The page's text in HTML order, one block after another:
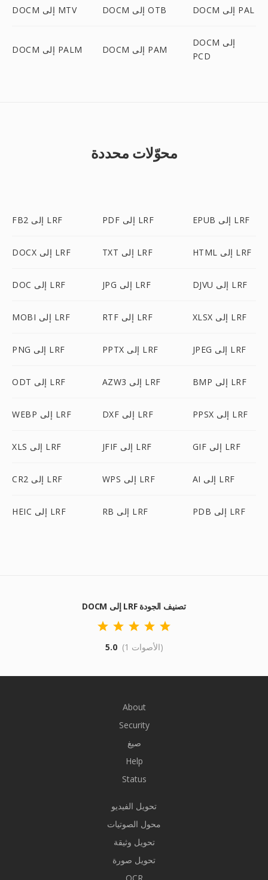
DOCM إلى MTV DOCM إلى OTB DOCM إلى PAL
DOCM إلى PALM DOCM إلى PAM
DOCM إلى
PCD
محوّلات محددة
FB2 إلى LRF PDF إلى LRF EPUB إلى LRF
DOCX إلى LRF TXT إلى LRF HTML إلى LRF
DOC إلى LRF JPG إلى LRF DJVU إلى LRF
MOBI إلى LRF RTF إلى LRF XLSX إلى LRF
PNG إلى LRF PPTX إلى LRF JPEG إلى LRF
ODT إلى LRF AZW3 إلى LRF BMP إلى LRF
WEBP إلى LRF DXF إلى LRF PPSX إلى LRF
XLS إلى LRF JFIF إلى LRF GIF إلى LRF
CR2 إلى LRF WPS إلى LRF AI إلى LRF
HEIC إلى LRF RB إلى LRF PDB إلى LRF
DOCM إلى LRF تصنيف الجودة
5.0 (1 الأصوات)
About
Security
صيغ
Help
Status
تحويل الفيديو
محول الصوتيات
تحويل وثيقة
تحويل صورة